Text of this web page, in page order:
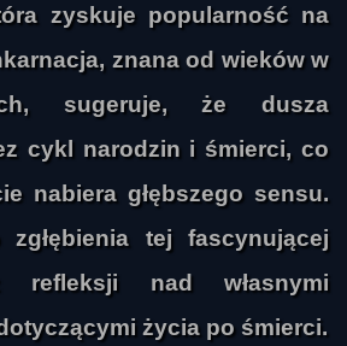
zyskuje popularność na
znana od wieków w
sugeruje, że dusza
cykl narodzin i śmierci, co
nabiera głębszego sensu.
zgłębienia tej fascynującej
refleksji nad własnymi
życia po śmierci.